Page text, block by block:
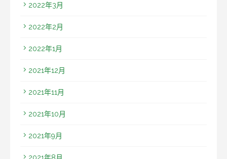
2022年3月
2022年2月
2022年1月
2021年12月
2021年11月
2021年10月
2021年9月